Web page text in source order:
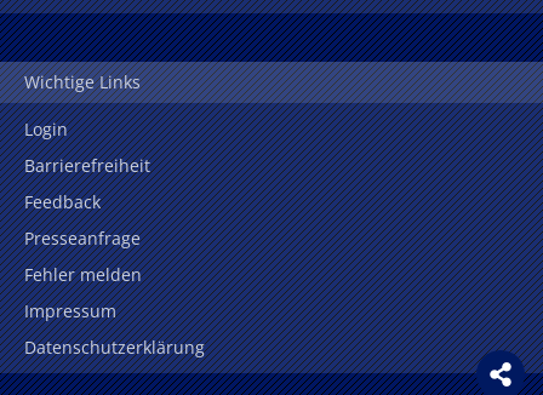
Wichtige Links
Login
Barrierefreiheit
Feedback
Presseanfrage
Fehler melden
Impressum
Datenschutzerklärung